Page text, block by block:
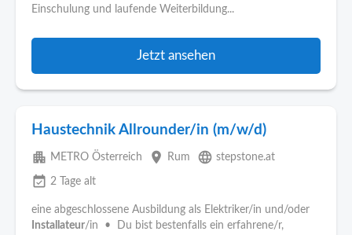
Einschulung und laufende Weiterbildung...
Jetzt ansehen
Haustechnik Allrounder/in (m/w/d)
apartment METRO Österreich place Rum language stepstone.at
event_available 2 Tage alt
eine abgeschlossene Ausbildung als Elektriker/in und/oder
Installateur/in • Du bist bestenfalls ein erfahrene/r,